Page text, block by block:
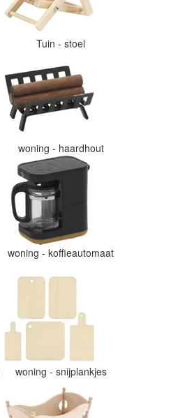
Tuin - stoel
woning - haardhout
woning - koffieautomaat
woning - snijplankjes